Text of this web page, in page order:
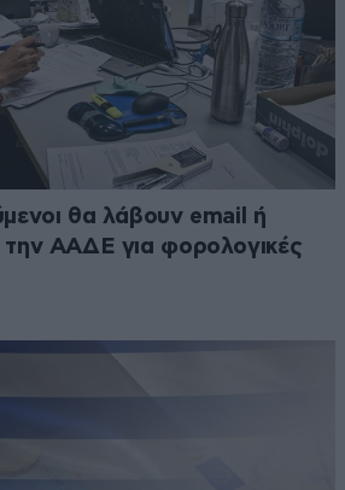
θα λάβουν email ή
ΑΑΔΕ για φορολογικές